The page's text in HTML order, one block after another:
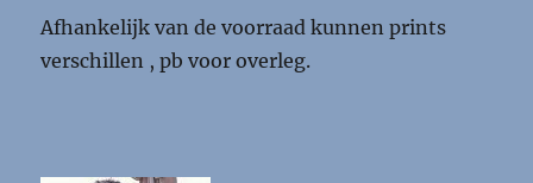
Afhankelijk van de voorraad kunnen prints
verschillen , pb voor overleg.